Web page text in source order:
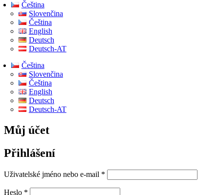
Čeština
Slovenčina
Čeština
English
Deutsch
Deutsch-AT
Čeština
Slovenčina
Čeština
English
Deutsch
Deutsch-AT
Můj účet
Přihlášení
Uživatelské jméno nebo e-mail *
Heslo *